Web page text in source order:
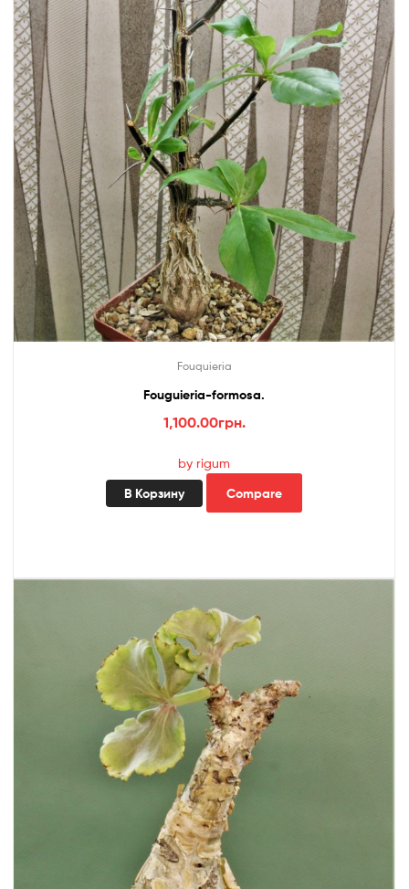
Fouquieria
Fouguieria-formosa.
1,100.00грн.
by rigum
В Корзину Compare